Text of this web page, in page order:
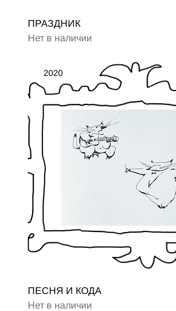
ПРАЗДНИК
Нет в наличии
2020
ПЕСНЯ И КОДА
Нет в наличии